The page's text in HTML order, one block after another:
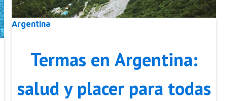
Argentina
Termas en Argentina:
salud y placer para todas